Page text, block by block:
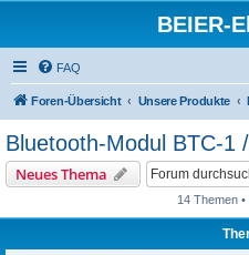
BEIER-
FAQ
Foren-Übersicht Unsere Produkte
Bluetooth-Modul BTC-1
Neues Thema
14 Themen •